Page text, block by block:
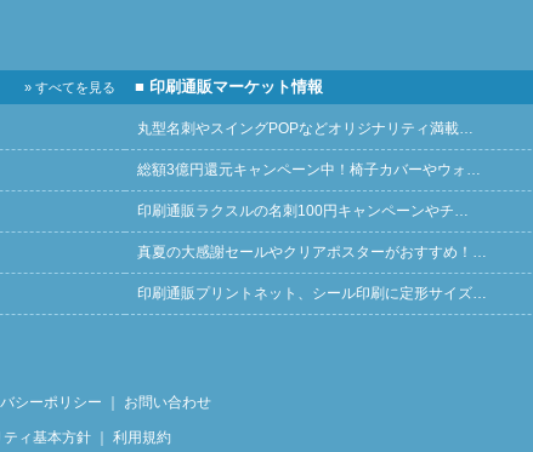
» すべてを見る ■ 印刷通販マーケット情報
丸型名刺やスイングPOPなどオリジナリティ満載…
総額3億円還元キャンペーン中！椅子カバーやウォ…
印刷通販ラクスルの名刺100円キャンペーンやチ…
真夏の大感謝セールやクリアポスターがおすすめ！…
印刷通販プリントネット、シール印刷に定形サイズ…
シーポリシー ｜ お問い合わせ
ィ基本方針｜ 利用規約